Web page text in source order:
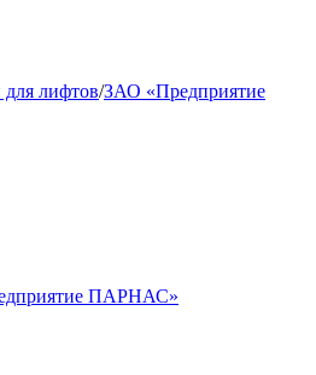
для лифтов/ЗАО «Предприятие
ПАРНАС»